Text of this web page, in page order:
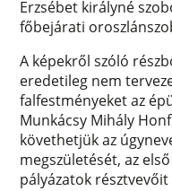
Erzsébet királyné
főbejárati
A képekről szóló
eredetileg nem
falfestményeket az
Munkácsy Mihály
követhetjük az
megszületését, az
pályázatok